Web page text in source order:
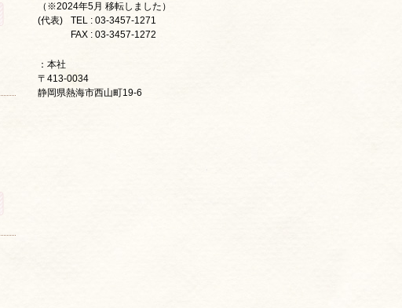
（※2024年5月 移転しました）
(代表)
TEL : 03-3457-1271
FAX : 03-3457-1272
：本社
〒413-0034
静岡県熱海市西山町19-6